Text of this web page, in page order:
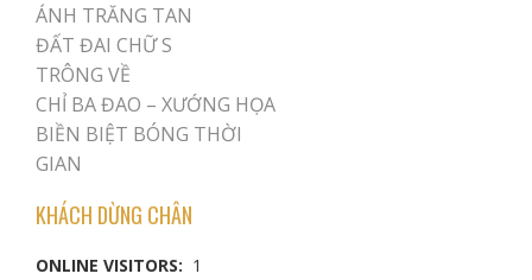
ÁNH TRĂNG TAN
ĐẤT ĐAI CHỮ S
TRÔNG VỀ
CHỈ BA ĐAO – XƯỚNG HỌA
BIỀN BIỆT BÓNG THỜI
GIAN
KHÁCH DỪNG CHÂN
ONLINE VISITORS: 1